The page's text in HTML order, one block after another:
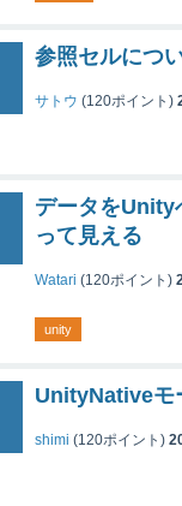
参照セルにつ
サトウ (120ポイント)
データをUnity
って見える
Watari (120ポイント)
unity
UnityNativeモ
shimi (120ポイント)